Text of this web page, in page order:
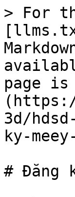
> For
page is
(https://
3d/
ky-
# Đăng